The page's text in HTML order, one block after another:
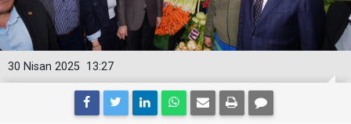
13:27
30 Nisan 2025